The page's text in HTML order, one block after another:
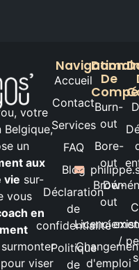
votre
Belgique,
un
aux
vie sur-
vous
en
viser
Navigation
Accueil
Contact
Services
FAQ
Blog
Déclaration
de
confidentialité
Politique
de
De
Burn-
out
Bore-
out
Brow-
out
d'emploi
/